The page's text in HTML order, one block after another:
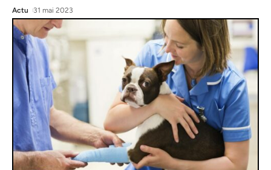
Actu 31 mai 2023